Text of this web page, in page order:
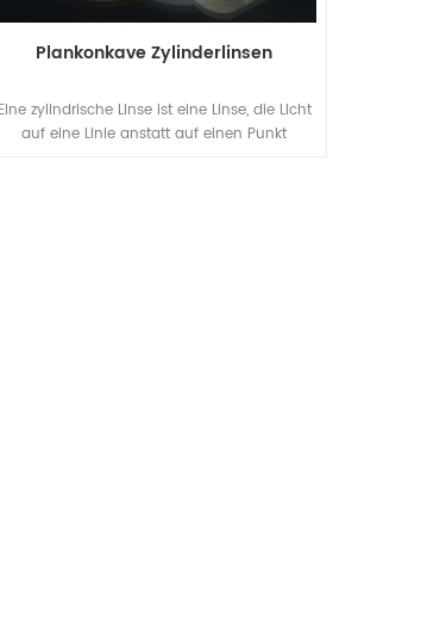
Plankonkave Zylinderlinsen
Eine zylindrische Linse ist eine Linse, die Licht
auf eine Linie anstatt auf einen Punkt